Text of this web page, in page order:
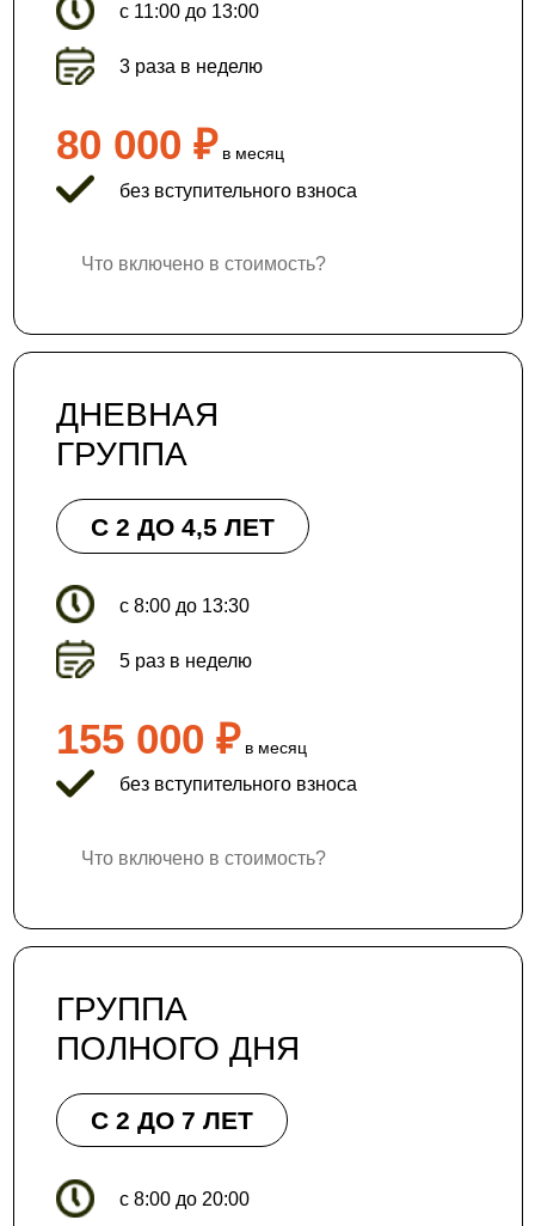
с 11:00 до 13:00
3 раза в неделю
80 000 ₽ в месяц
без вступительного взноса
Что включено в стоимость?
ДНЕВНАЯ
ГРУППА
С 2 ДО 4,5 ЛЕТ
с 8:00 до 13:30
5 раз в неделю
155 000 ₽ в месяц
без вступительного взноса
Что включено в стоимость?
ГРУППА
ПОЛНОГО ДНЯ
С 2 ДО 7 ЛЕТ
с 8:00 до 20:00